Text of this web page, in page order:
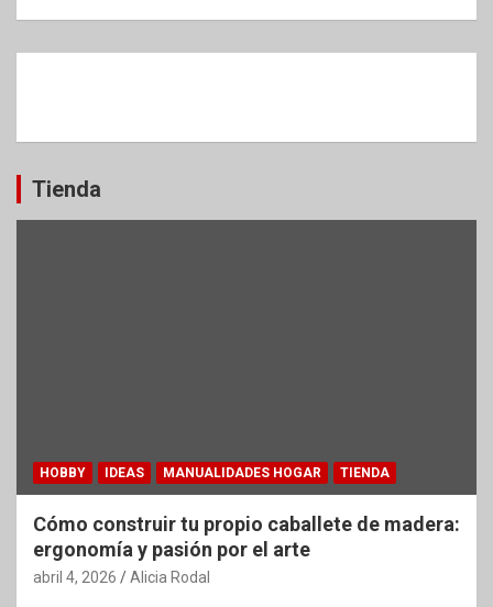
Tienda
HOBBY IDEAS MANUALIDADES HOGAR TIENDA
Cómo construir tu propio caballete de madera:
ergonomía y pasión por el arte
abril 4, 2026 Alicia Rodal